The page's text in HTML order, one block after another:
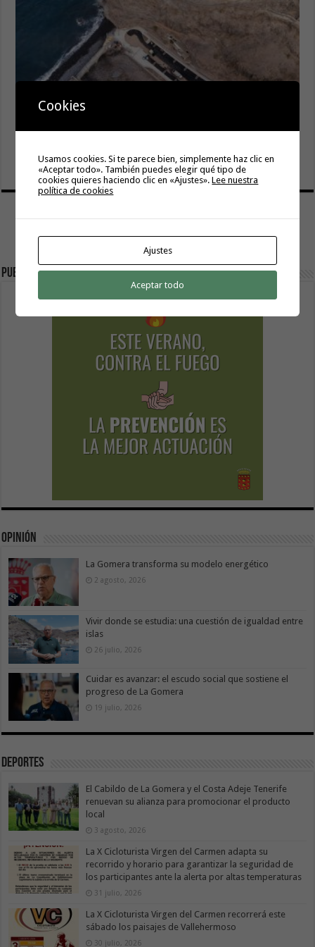
El Cabildo inicia la fase final de la adecuación del entorno
8 agosto, 2026
Publicidad
Opinión
La Gomera transforma su modelo energético
2 agosto, 2026
Vivir donde se estudia: una cuestión de igualdad entre
islas
26 julio, 2026
Cuidar es avanzar: el escudo social que sostiene el
progreso de La Gomera
19 julio, 2026
Deportes
El Cabildo de La Gomera y el Costa Adeje Tenerife
renuevan su alianza para promocionar el producto
local
3 agosto, 2026
La X Cicloturista Virgen del Carmen adapta su
recorrido y horario para garantizar la seguridad de
los participantes ante la alerta por altas temperaturas
31 julio, 2026
La X Cicloturista Virgen del Carmen recorrerá este
sábado los paisajes de Vallehermoso
30 julio, 2026
Cookies
Usamos cookies. Si te parece bien, simplemente haz clic en
«Aceptar todo». También puedes elegir qué tipo de
cookies quieres haciendo clic en «Ajustes».Lee nuestra
política de cookies
Ajustes
Aceptar todo